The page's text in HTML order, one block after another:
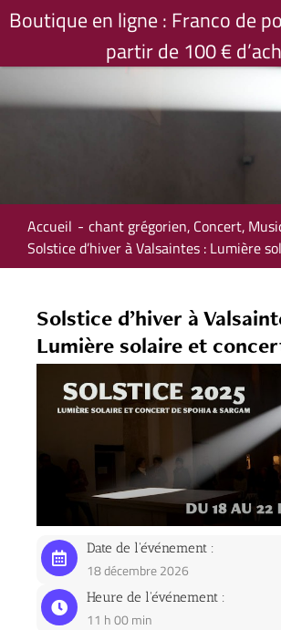
Passer
contenu
Accueil chant grégorien Concert
Solstice d’hiver à Valsaintes : Lumière
Solstice d’hiver à
Lumière solaire et
Date de l'événement :
18 décembre 2026
Heure de l'événement :
11 h 00 min
Boutique en ligne : Franco de
partir de 100 €